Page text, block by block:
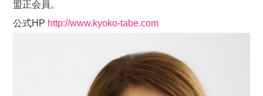
盟正会員。
公式HP http://www.kyoko-tabe.com